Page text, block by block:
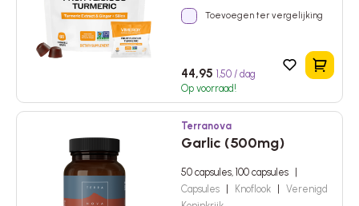
Toevoegen ter vergelijking
44,95 1,50 / dag
Op voorraad!
In het
Terranova
Garlic (500mg)
50 capsules, 100 capsules
Capsules
Knoflook
Verenigd